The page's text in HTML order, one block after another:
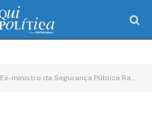
Ex-ministro da Segurança Pública Raul Jungmann morre aos 73 anos em Brasília